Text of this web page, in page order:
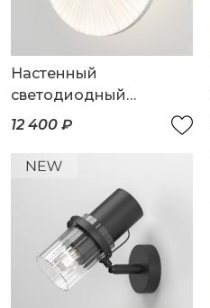
Настенный
светодиодный
светильник с тканевым
12 400 ₽